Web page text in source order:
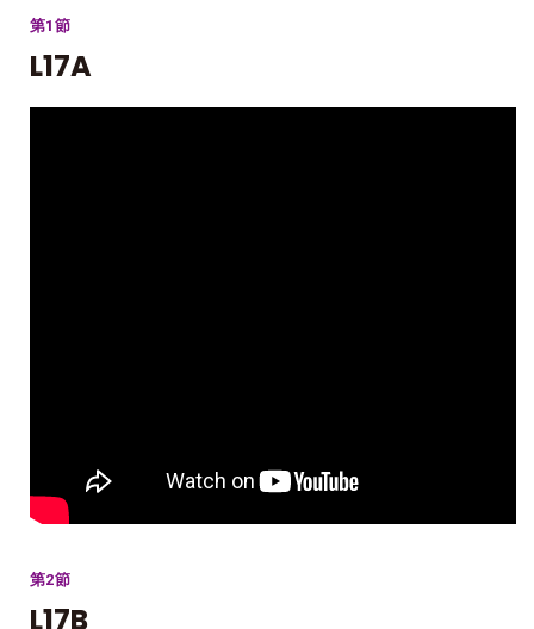
第1節
L17A
第2節
L17B